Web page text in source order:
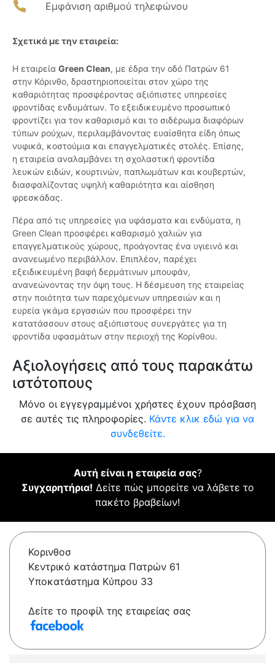
Εμφάνιση αριθμού τηλεφώνου
Σχετικά με την εταιρεία:
Η εταιρεία Green Clean, με έδρα την οδό Πατρών 61
στην Κόρινθο, δραστηριοποιείται στον χώρο της
καθαριότητας προσφέροντας αξιόπιστες υπηρεσίες
φροντίδας ενδυμάτων. Το εξειδικευμένο προσωπικό
φροντίζει για τον καθαρισμό και το σιδέρωμα διαφόρων
τύπων ρούχων, περιλαμβάνοντας ευαίσθητα είδη όπως
νυφικά, κοστούμια και επαγγελματικές στολές. Επίσης,
η εταιρεία αναλαμβάνει τη σχολαστική φροντίδα
λευκών ειδών, κουρτινών, παπλωμάτων και κουβερτών,
διασφαλίζοντας υψηλή καθαριότητα και αίσθηση
φρεσκάδας.
Πέρα από τις υπηρεσίες για υφάσματα και ενδύματα, η
Green Clean προσφέρει καθαρισμό χαλιών για
επαγγελματικούς χώρους, προάγοντας ένα υγιεινό και
ανανεωμένο περιβάλλον. Επιπλέον, παρέχει
εξειδικευμένη βαφή δερμάτινων μπουφάν,
ανανεώνοντας την όψη τους. Η δέσμευση της εταιρείας
στην ποιότητα των παρεχόμενων υπηρεσιών και η
ευρεία γκάμα εργασιών που προσφέρει την
κατατάσσουν στους αξιόπιστους συνεργάτες για τη
φροντίδα υφασμάτων στην περιοχή της Κορίνθου.
Αξιολογήσεις από τους παρακάτω
ιστότοπους
Μόνο οι εγγεγραμμένοι χρήστες έχουν πρόσβαση
σε αυτές τις πληροφορίες. Κάντε κλικ εδώ για να
συνδεθείτε.
Αυτή είναι η εταιρεία σας?
Συγχαρητήρια! Δείτε πώς μπορείτε να λάβετε το
πακέτο βραβείων!
Κορινθοσ
Κεντρικό κατάστημα Πατρών 61
Υποκατάστημα Κύπρου 33
Δείτε το προφίλ της εταιρείας σας